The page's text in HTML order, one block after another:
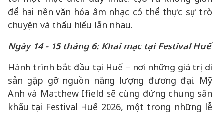
để hai nền văn hóa âm nhạc có thể thực sự trò
chuyện và thấu hiểu lẫn nhau.
Ngày 14 - 15 tháng 6: Khai mạc tại Festival Huế
Hành trình bắt đầu tại Huế – nơi những giá trị di
sản gặp gỡ nguồn năng lượng đương đại. Mỹ
Anh và Matthew Ifield sẽ cùng đứng chung sân
khấu tại Festival Huế 2026, một trong những lễ